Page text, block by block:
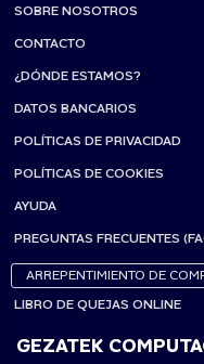
SOBRE NOSOTROS
CONTACTO
¿DÓNDE ESTAMOS?
DATOS BANCARIOS
POLÍTICAS DE PRIVACIDAD
POLÍTICAS DE COOKIES
AYUDA
PREGUNTAS FRECUENTES
ARREPENTIMIENTO DE
LIBRO DE QUEJAS ONLINE
GEZATEK